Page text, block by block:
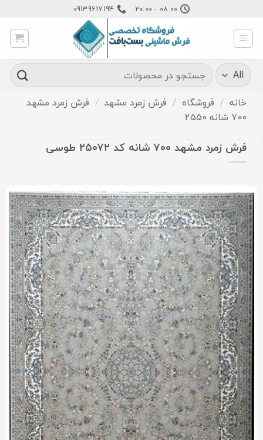
content
08:00 - 20:00
09139617194
جستجو
برای:
خانه / فروشگاه / فرش زمرد مشهد / فرش زمرد مشهد
700 شانه 2550
فرش زمرد مشهد ۷۰۰ شانه کد ۲۵۰۷۲ طوسی